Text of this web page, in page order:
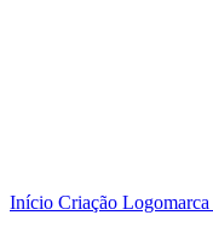
Início Criação Logomarca